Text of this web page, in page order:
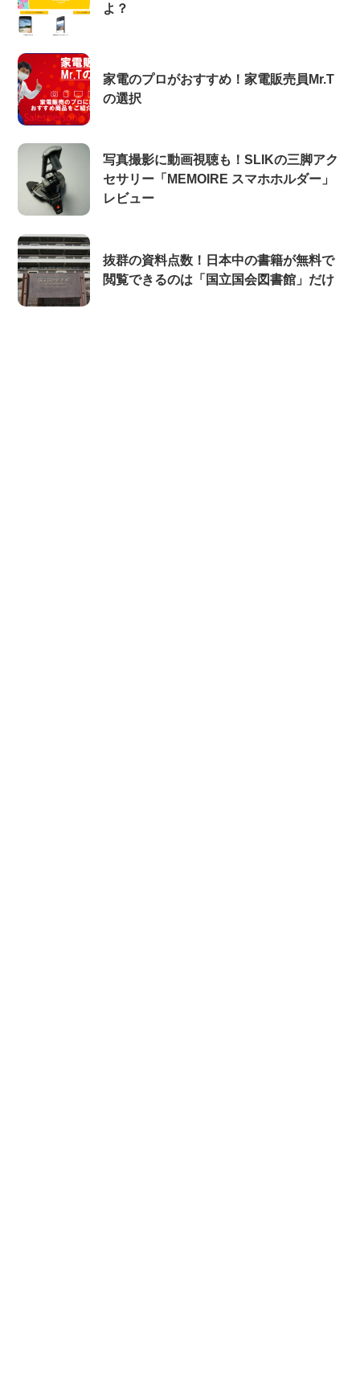
よ？
家電のプロがおすすめ！家電販売員Mr.T
の選択
写真撮影に動画視聴も！SLIKの三脚アク
セサリー「MEMOIRE スマホホルダー」
レビュー
抜群の資料点数！日本中の書籍が無料で
閲覧できるのは「国立国会図書館」だけ